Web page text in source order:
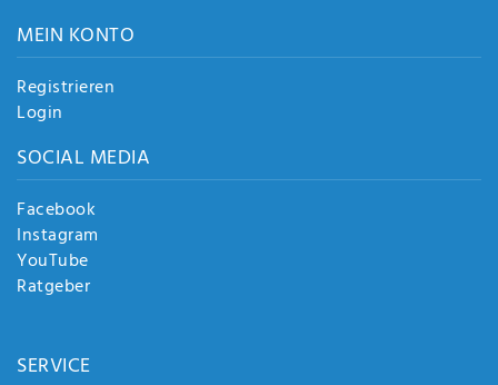
MEIN KONTO
Registrieren
Login
SOCIAL MEDIA
Facebook
Instagram
YouTube
Ratgeber
SERVICE